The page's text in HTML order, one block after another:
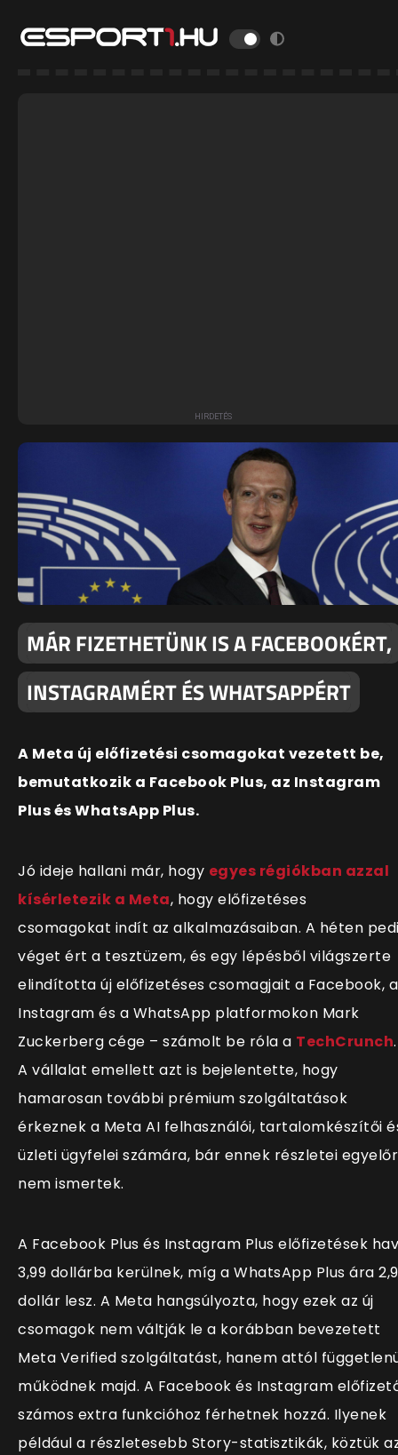
MÁR FIZETHETÜNK IS A FACEBOOKÉRT,
INSTAGRAMÉRT ÉS WHATSAPPÉRT
A Meta új előfizetési csomagokat vezetett be,
bemutatkozik a Facebook Plus, az Instagram
Plus és WhatsApp Plus.
Jó ideje hallani már, hogy egyes régiókban azzal
kísérletezik a Meta, hogy előfizetéses
csomagokat indít az alkalmazásaiban. A héten
véget ért a tesztüzem, és egy lépésből világszerte
elindította új előfizetéses csomagjait a Facebook,
Instagram és a WhatsApp platformokon Mark
Zuckerberg cége – számolt be róla a TechCrunch.
A vállalat emellett azt is bejelentette, hogy
hamarosan további prémium szolgáltatások
érkeznek a Meta AI felhasználói, tartalomkészítői
üzleti ügyfelei számára, bár ennek részletei
nem ismertek.
A Facebook Plus és Instagram Plus előfizetések
3,99 dollárba kerülnek, míg a WhatsApp Plus ára
dollár lesz. A Meta hangsúlyozta, hogy ezek az új
csomagok nem váltják le a korábban bevezetett
Meta Verified szolgáltatást, hanem attól
működnek majd. A Facebook és Instagram
számos extra funkcióhoz férhetnek hozzá. Ilyenek
például a részletesebb Story-statisztikák, köztük